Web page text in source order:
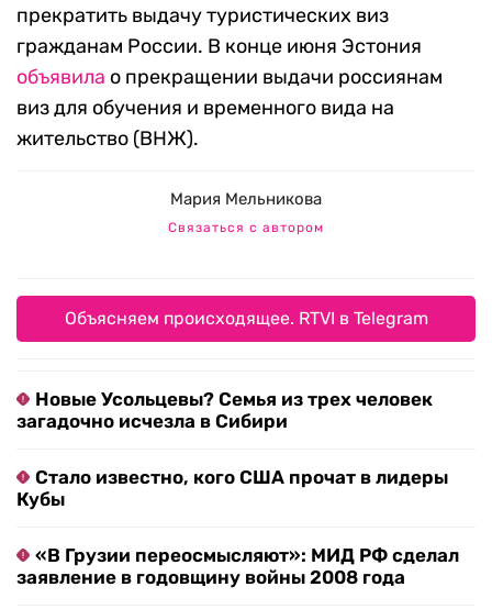
прекратить выдачу туристических виз
гражданам России. В конце июня Эстония
объявила о прекращении выдачи россиянам
виз для обучения и временного вида на
жительство (ВНЖ).
Мария Мельникова
Связаться с автором
Объясняем происходящее. RTVI в Telegram
Новые Усольцевы? Семья из трех человек
загадочно исчезла в Сибири
Стало известно, кого США прочат в лидеры
Кубы
«В Грузии переосмысляют»: МИД РФ сделал
заявление в годовщину войны 2008 года